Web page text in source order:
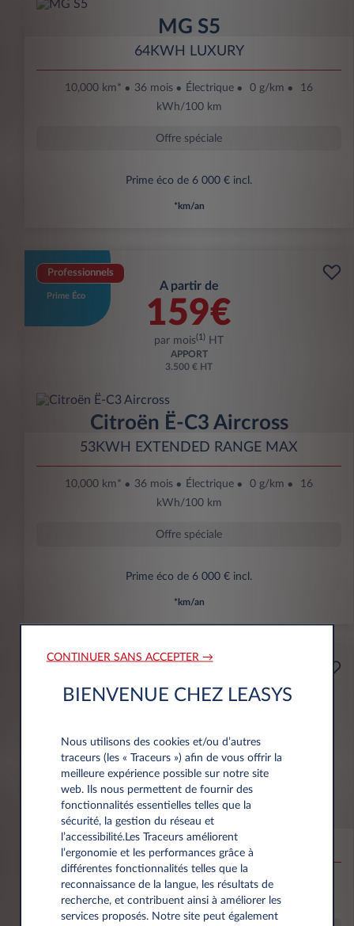
MG S5
64KWH LUXURY
10,000 km* 36 mois Électrique 0 g/km
16
kWh/100 km
Offre spéciale
Prime éco de 6 000 € incl.
*km/an
Professionnels
Prime Éco
A partir de
159€
par mois(1) HT
APPORT
3.500 € HT
Citroën Ë-C3 Aircross
53KWH EXTENDED RANGE MAX
10,000 km* 36 mois Électrique 0 g/km
16
kWh/100 km
Offre spéciale
Prime éco de 6 000 € incl.
*km/an
Prime Éco 189€
par mois HT
3.500 € HT
MG MG4
EV URBAN BEV 54KWH PREMIUM
10,000 km* 36 mois Électrique 0 g/km
kWh/100 km
CONTINUER SANS ACCEPTER →
BIENVENUE CHEZ LEASYS
Nous utilisons des cookies et/ou d’autres
traceurs (les « Traceurs ») afin de vous offrir la
meilleure expérience possible sur notre site
web. Ils nous permettent de fournir des
fonctionnalités essentielles telles que la
sécurité, la gestion du réseau et
l’accessibilité.Les Traceurs améliorent
l’ergonomie et les performances grâce à
différentes fonctionnalités telles que la
reconnaissance de la langue, les résultats de
recherche, et contribuent ainsi à améliorer les
services proposés. Notre site peut également